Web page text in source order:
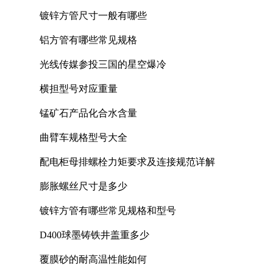
镀锌方管尺寸一般有哪些
铝方管有哪些常见规格
光线传媒参投三国的星空爆冷
横担型号对应重量
锰矿石产品化合水含量
曲臂车规格型号大全
配电柜母排螺栓力矩要求及连接规范详解
膨胀螺丝尺寸是多少
镀锌方管有哪些常见规格和型号
D400球墨铸铁井盖重多少
覆膜砂的耐高温性能如何